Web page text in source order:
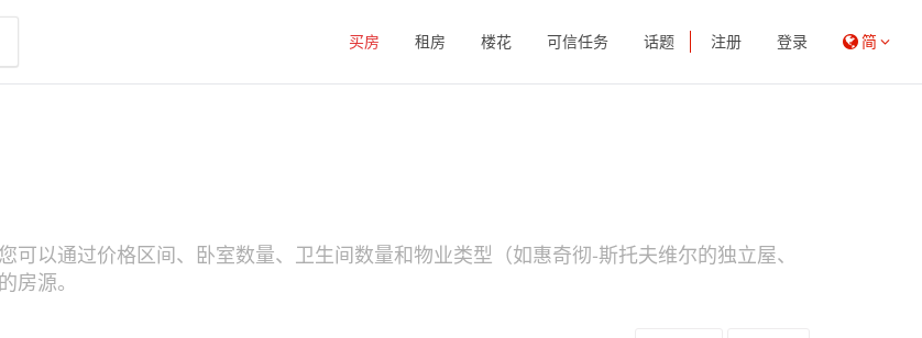
买房 租房 楼花 可信任务 话题 注册 登录 简
以通过价格区间、卧室数量、卫生间数量和物业类型（如惠奇彻-斯托夫维尔的独立屋、
源。